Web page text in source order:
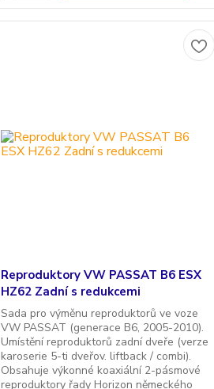
Reproduktory VW PASSAT B6 ESX
HZ62 Zadní s redukcemi
Sada pro výměnu reproduktorů ve voze
VW PASSAT (generace B6, 2005-2010).
Umístění reproduktorů zadní dveře (verze
karoserie 5-ti dveřov. liftback / combi).
Obsahuje výkonné koaxiální 2-pásmové
reproduktory řady Horizon německého